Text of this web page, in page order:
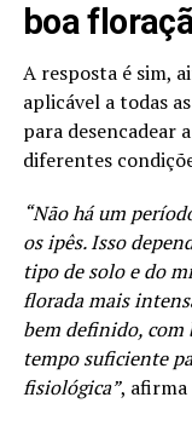
boa
A resposta é sim,
aplicável a todas
para desencadear
diferentes
“Não há um
os ipês. Isso
tipo de solo e do
florada mais
bem definido, com
tempo suficiente
fisiológica”, afirma